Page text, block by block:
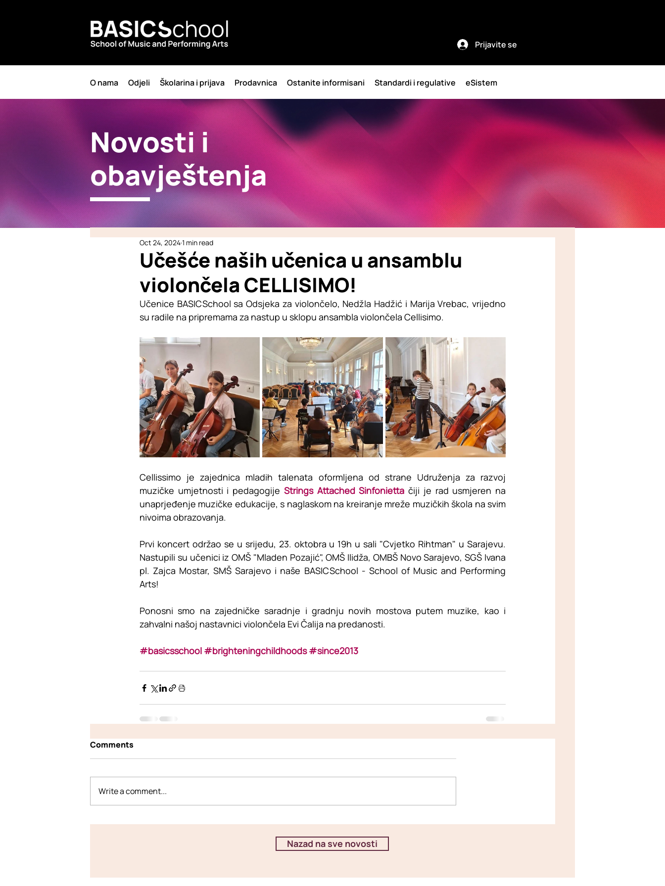
Prijavite se
O nama Odjeli Školarina i prijava Prodavnica Ostanite informisani Standardi i regulative eSistem
Novosti i
obavještenja
Učešće naših učenica u ansamblu
violončela CELLISIMO!
Oct 24, 20241 min read
Učenice BASICSchool sa Odsjeka za violončelo, Nedžla Hadžić i Marija Vrebac, vrijedno
su radile na pripremama za nastup u sklopu ansambla violončela Cellisimo.
Cellissimo je zajednica mladih talenata oformljena od strane Udruženja za razvoj
muzičke umjetnosti i pedagogije Strings Attached Sinfonietta čiji je rad usmjeren na
unaprjeđenje muzičke edukacije, s naglaskom na kreiranje mreže muzičkih škola na svim
nivoima obrazovanja.
Prvi koncert održao se u srijedu, 23. oktobra u 19h u sali "Cvjetko Rihtman" u Sarajevu.
Nastupili su učenici iz OMŠ "Mladen Pozajić", OMŠ Ilidža, OMBŠ Novo Sarajevo, SGŠ Ivana
pl. Zajca Mostar, SMŠ Sarajevo i naše BASICSchool - School of Music and Performing
Arts!
Ponosni smo na zajedničke saradnje i gradnju novih mostova putem muzike, kao i
zahvalni našoj nastavnici violončela Evi Čalija na predanosti.
#basicsschool #brighteningchildhoods #since2013
Comments
Write a comment...
Nazad na sve novosti